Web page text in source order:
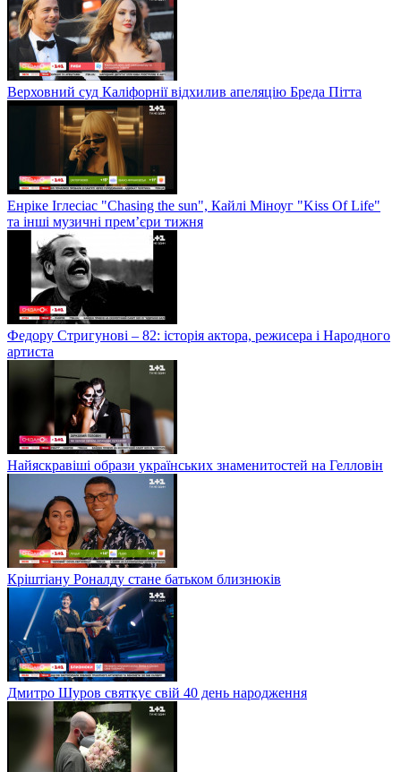
Верховний суд Каліфорнії відхилив апеляцію Бреда Пітта
Енріке Іглесіас "Chasing the sun", Кайлі Міноуг "Kiss Of Life"
та інші музичні прем’єри тижня
Федору Стригунові – 82: історія актора, режисера і Народного
артиста
Найяскравіші образи українських знаменитостей на Гелловін
Кріштіану Роналду стане батьком близнюків
Дмитро Шуров святкує свій 40 день народження